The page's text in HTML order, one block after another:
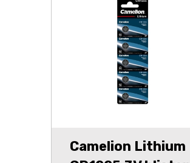
Camelion Lithium